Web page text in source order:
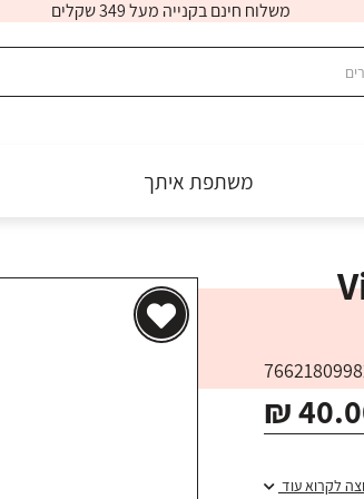
משתפת איתך
₪
לקרוא עוד